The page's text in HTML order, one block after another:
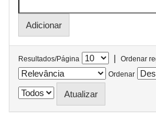
Resultados/Página |
Ordenar
Ordenar